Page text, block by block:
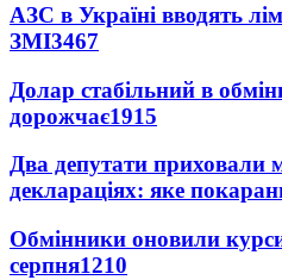
АЗС в Україні вводять
ЗМІ3467
Долар стабільний в
дорожчає1915
Два депутати приховали
деклараціях: яке
Обмінники оновили
серпня1210